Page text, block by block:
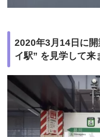
2020年3月14日に
イ駅” を見学して来